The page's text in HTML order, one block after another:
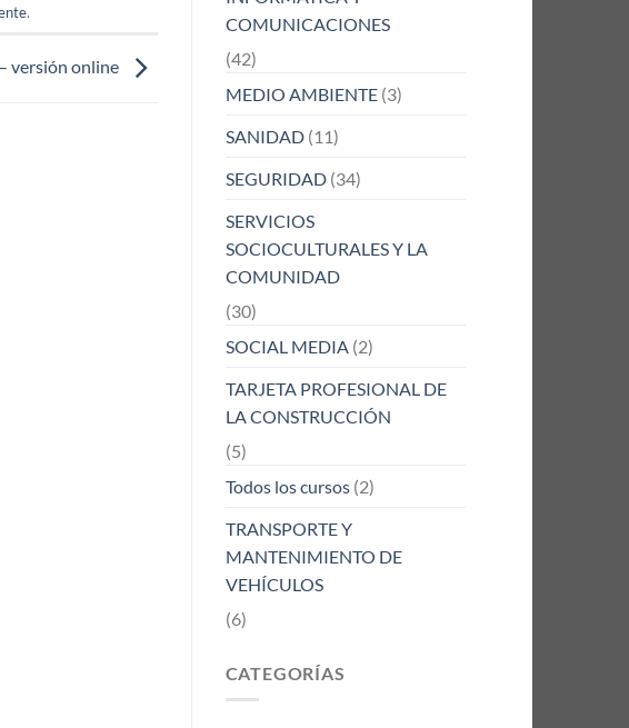
.
versión online
COMUNICACIONES
(42)
MEDIO AMBIENTE(3)
SANIDAD(11)
SEGURIDAD(34)
SERVICIOS
SOCIOCULTURALES Y LA
COMUNIDAD
(30)
SOCIAL MEDIA (2)
TARJETA PROFESIONAL DE
LA CONSTRUCCIÓN
(5)
Todos los cursos(2)
TRANSPORTE Y
MANTENIMIENTO DE
VEHÍCULOS
(6)
CATEGORÍAS